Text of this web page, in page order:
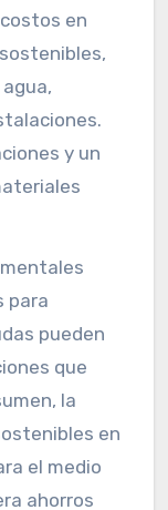
en
y un
para
pueden
que
la
en
el medio
ahorros